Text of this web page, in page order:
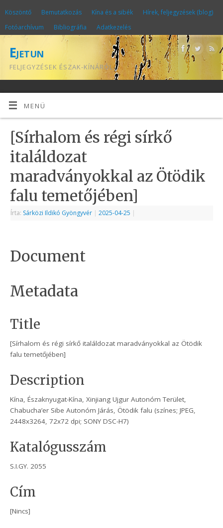
Köszöntő Bemutatkozás Kína és a sibék
Hírek, feljegyzések (blog)
Fotóarchívum
Bibliográfia Adatkezelés
Ejetun
FELJEGYZÉSEK ÉSZAK-KÍNÁRÓL
MENÜ
[Sírhalom és régi sírkő
italáldozat
maradványokkal az Ötödik
falu temetőjében]
Írta: Sárközi Ildikó Gyöngyvér | 2025-04-25 |
Document
Metadata
Title
[Sírhalom és régi sírkő italáldozat maradványokkal az Ötödik
falu temetőjében]
Description
Kína, Északnyugat-Kína, Xinjiang Ujgur Autonóm Terület,
Chabucha’er Sibe Autonóm Járás, Ötödik falu (színes; JPEG,
2448x3264, 72x72 dpi; SONY DSC-H7)
Katalógusszám
S.I.GY. 2055
Cím
[Nincs]